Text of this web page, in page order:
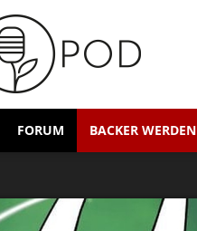
FORUM BACKER WERDEN